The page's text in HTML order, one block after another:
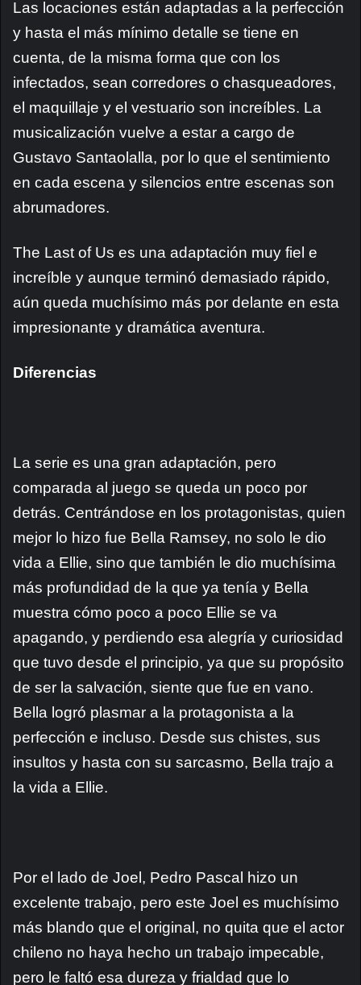
Las locaciones están adaptadas a la perfección
y hasta el más mínimo detalle se tiene en
cuenta, de la misma forma que con los
infectados, sean corredores o chasqueadores,
el maquillaje y el vestuario son increíbles. La
musicalización vuelve a estar a cargo de
Gustavo Santaolalla, por lo que el sentimiento
en cada escena y silencios entre escenas son
abrumadores.
The Last of Us es una adaptación muy fiel e
increíble y aunque terminó demasiado rápido,
aún queda muchísimo más por delante en esta
impresionante y dramática aventura.
Diferencias
La serie es una gran adaptación, pero
comparada al juego se queda un poco por
detrás. Centrándose en los protagonistas, quien
mejor lo hizo fue Bella Ramsey, no solo le dio
vida a Ellie, sino que también le dio muchísima
más profundidad de la que ya tenía y Bella
muestra cómo poco a poco Ellie se va
apagando, y perdiendo esa alegría y curiosidad
que tuvo desde el principio, ya que su propósito
de ser la salvación, siente que fue en vano.
Bella logró plasmar a la protagonista a la
perfección e incluso. Desde sus chistes, sus
insultos y hasta con su sarcasmo, Bella trajo a
la vida a Ellie.
Por el lado de Joel, Pedro Pascal hizo un
excelente trabajo, pero este Joel es muchísimo
más blando que el original, no quita que el actor
chileno no haya hecho un trabajo impecable,
pero le faltó esa dureza y frialdad que lo